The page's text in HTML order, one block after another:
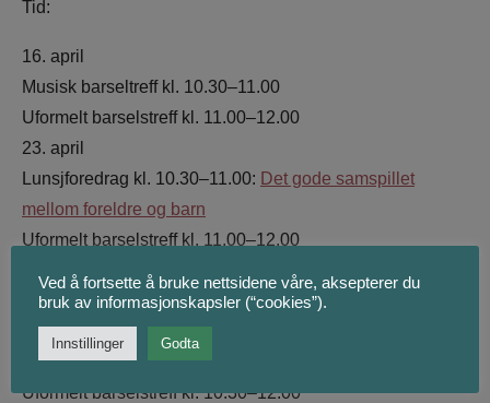
Tid:
16. april
Musisk barseltreff kl. 10.30–11.00
Uformelt barselstreff kl. 11.00–12.00
23. april
Lunsjforedrag kl. 10.30–11.00: Det gode samspillet
mellom foreldre og barn
Uformelt barselstreff kl. 11.00–12.00
30. april
Musisk barseltreff kl. 10.30–11.00
Uformelt barselstreff kl. 11.00–12.00
7. mai
Uformelt barselstreff kl. 10.30–12.00
Ved å fortsette å bruke nettsidene våre, aksepterer du
bruk av informasjonskapsler (“cookies”).
Innstillinger Godta